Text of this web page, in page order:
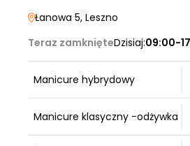
Łanowa 5, Leszno
Teraz zamknięteDzisiaj:09:00-
Manicure hybrydowy
Manicure klasyczny -odżywka